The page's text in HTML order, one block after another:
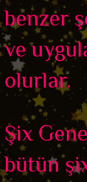
benzer
ve
olurlar.
Şix
bütün